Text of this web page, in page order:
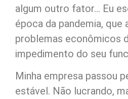
algum outro fator… Eu
época da pandemia, que
problemas econômicos
impedimento do seu
Minha empresa passou
estável. Não lucrando,